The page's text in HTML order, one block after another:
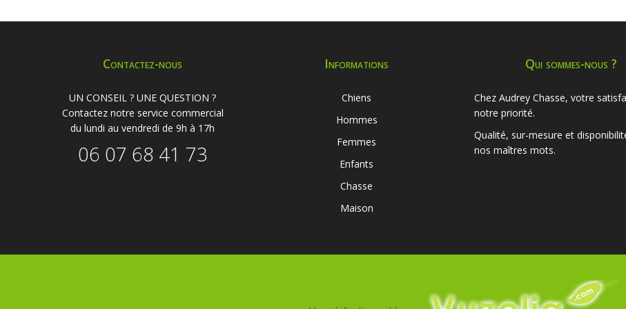
Contactez-nous
UN CONSEIL ? UNE QUESTION ?
Contactez notre service commercial
du lundi au vendredi de 9h à 17h
06 07 68 41 73
Informations
Chiens
Hommes
Femmes
Enfants
Chasse
Maison
Qui sommes-nous ?
Chez Audrey Chasse, votre
notre priorité.
Qualité, sur-mesure et
nos maîtres mots.